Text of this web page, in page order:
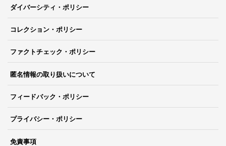
ダイバーシティ・ポリシー
コレクション・ポリシー
ファクトチェック・ポリシー
匿名情報の取り扱いについて
フィードバック・ポリシー
プライバシー・ポリシー
免責事項